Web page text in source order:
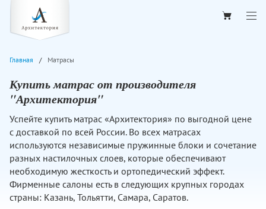
Главная Матрасы
Купить матрас от производителя
"Архитектория"
Успейте купить матрас «Архитектория» по выгодной цене
с доставкой по всей России. Во всех матрасах
используются независимые пружинные блоки и сочетание
разных настилочных слоев, которые обеспечивают
необходимую жесткость и ортопедический эффект.
Фирменные салоны есть в следующих крупных городах
страны: Казань, Тольятти, Самара, Саратов.